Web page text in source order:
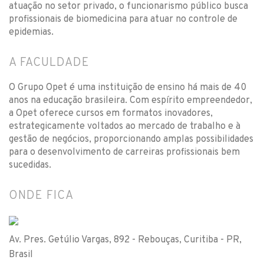
atuação no setor privado, o funcionarismo público busca
profissionais de biomedicina para atuar no controle de
epidemias.
A FACULDADE
O Grupo Opet é uma instituição de ensino há mais de 40
anos na educação brasileira. Com espírito empreendedor,
a Opet oferece cursos em formatos inovadores,
estrategicamente voltados ao mercado de trabalho e à
gestão de negócios, proporcionando amplas possibilidades
para o desenvolvimento de carreiras profissionais bem
sucedidas.
ONDE FICA
Av. Pres. Getúlio Vargas, 892 - Rebouças, Curitiba - PR,
Brasil